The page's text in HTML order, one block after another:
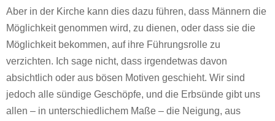
Aber in der Kirche kann dies dazu führen, dass Männern die
Möglichkeit genommen wird, zu dienen, oder dass sie die
Möglichkeit bekommen, auf ihre Führungsrolle zu
verzichten. Ich sage nicht, dass irgendetwas davon
absichtlich oder aus bösen Motiven geschieht. Wir sind
jedoch alle sündige Geschöpfe, und die Erbsünde gibt uns
allen – in unterschiedlichem Maße – die Neigung, aus